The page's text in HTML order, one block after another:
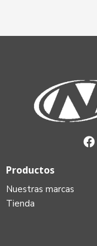
Productos
Nuestras marcas
Tienda